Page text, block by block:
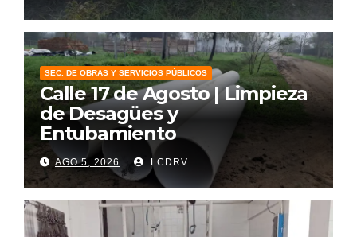
SEC. DE OBRAS Y SERVICIOS PÚBLICOS
Calle 17 de Agosto | Limpieza
de Desagües y
Entubamiento
AGO 5, 2026 LCDRV